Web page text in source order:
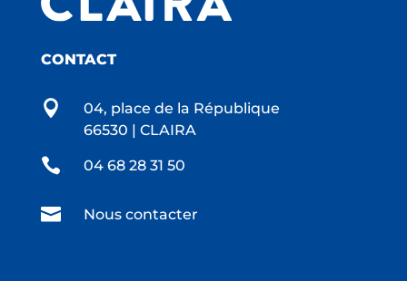
CONTACT

04, place de la République
66530 | CLAIRA
 04 68 28 31 50
 Nous contacter